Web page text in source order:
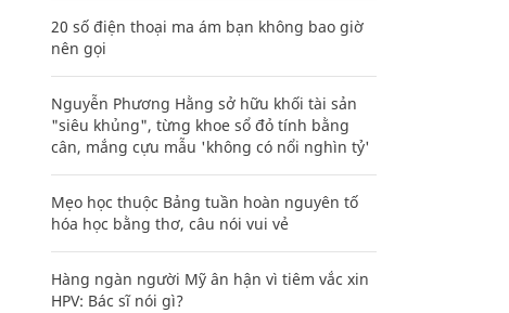
20 số điện thoại ma ám bạn không bao giờ
nên gọi
Nguyễn Phương Hằng sở hữu khối tài sản
"siêu khủng", từng khoe sổ đỏ tính bằng
cân, mắng cựu mẫu 'không có nổi nghìn tỷ'
Mẹo học thuộc Bảng tuần hoàn nguyên tố
hóa học bằng thơ, câu nói vui vẻ
Hàng ngàn người Mỹ ân hận vì tiêm vắc xin
HPV: Bác sĩ nói gì?